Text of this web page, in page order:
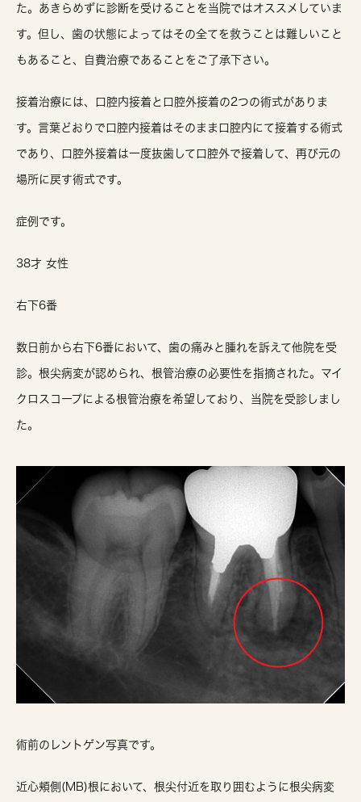
た。あきらめずに診断を受けることを当院ではオススメしていま
す。但し、歯の状態によってはその全てを救うことは難しいこと
もあること、自費治療であることをご了承下さい。
接着治療には、口腔内接着と口腔外接着の2つの術式がありま
す。言葉どおりで口腔内接着はそのまま口腔内にて接着する術式
であり、口腔外接着は一度抜歯して口腔外で接着して、再び元の
場所に戻す術式です。
症例です。
38才 女性
右下6番
数日前から右下6番において、歯の痛みと腫れを訴えて他院を受
診。根尖病変が認められ、根管治療の必要性を指摘された。マイ
クロスコープによる根管治療を希望しており、当院を受診しまし
た。
術前のレントゲン写真です。
近心頬側(MB)根において、根尖付近を取り囲むように根尖病変